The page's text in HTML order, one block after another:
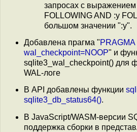
запросах с
FOLLOWING AND :y
большом значении ":y".
Добавлена прагма "PRAGMA
wal_checkpoint=NOOP" и
sqlite3_wal_checkpoint() для
WAL-логе
В API добавлены функции
sqlite3_db_status64().
В JavaScript/WASM-версии
поддержка сборки в